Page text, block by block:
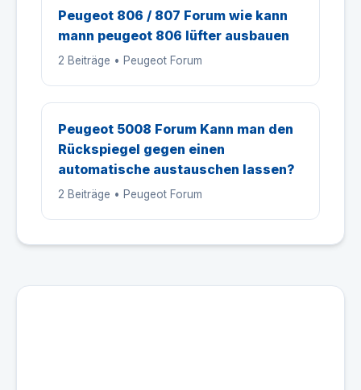
Peugeot 806 / 807 Forum wie kann
mann peugeot 806 lüfter ausbauen
2 Beiträge • Peugeot Forum
Peugeot 5008 Forum Kann man den
Rückspiegel gegen einen
automatische austauschen lassen?
2 Beiträge • Peugeot Forum